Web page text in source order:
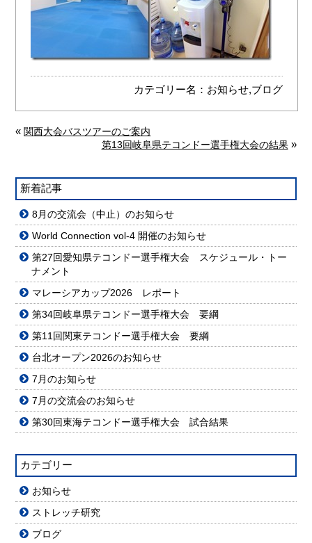
カテゴリー名： お知らせ ブログ
« 関西大会バスツアーのご案内
第13回岐阜県テコンドー選手権大会の結果»
新着記事
8月の交流会（中止）のお知らせ
World Connection vol-4 開催のお知らせ
第27回愛知県テコンドー選手権大会 スケジュール・トー
ナメント
マレーシアカップ2026 レポート
第34回岐阜県テコンドー選手権大会 要綱
第11回関東テコンドー選手権大会 要綱
台北オープン2026のお知らせ
7月のお知らせ
7月の交流会のお知らせ
第30回東海テコンドー選手権大会 試合結果
カテゴリー
お知らせ
ストレッチ研究
ブログ